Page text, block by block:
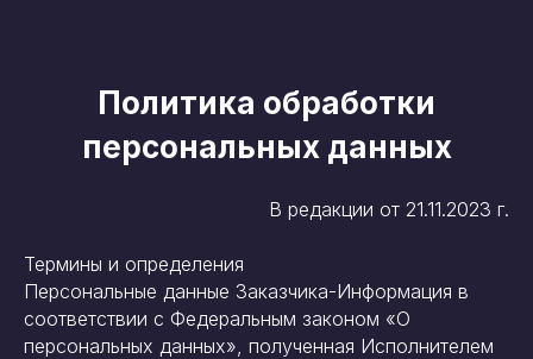
Политика обработки
персональных данных
В редакции от 21.11.2023 г.
Термины и определения
Персональные данные Заказчика-Информация в
соответствии с Федеральным законом «О
персональных данных», полученная Исполнителем